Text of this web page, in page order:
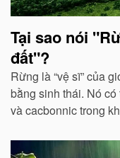
Tại sao nói
đất"?
Rừng là “vệ sĩ” của
bằng sinh thái. Nó
và cacbonnic trong
các chất thải, khí
môi trường...